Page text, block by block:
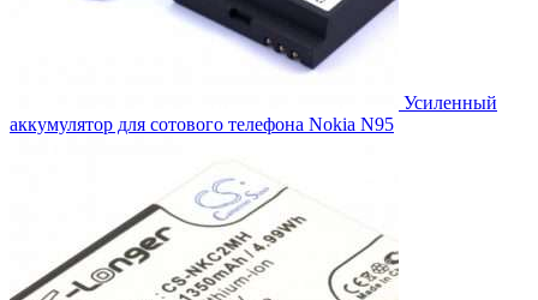
Усиленный
аккумулятор для сотового телефона Nokia N95